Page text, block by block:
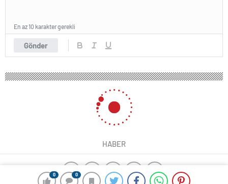
0 0
Gönder
En az 10 karakter gerekli
HABER